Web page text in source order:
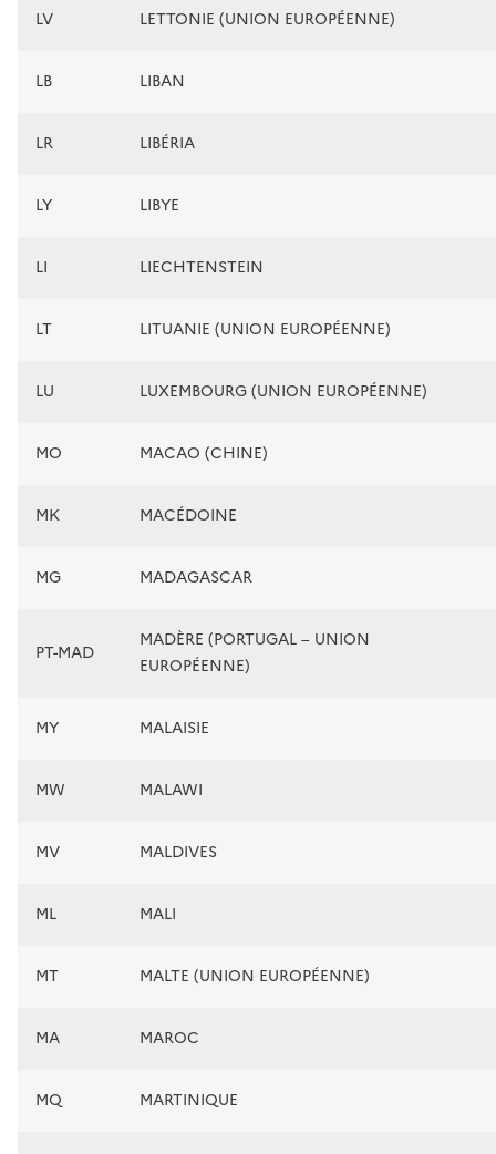
LV LETTONIE (UNION EUROPÉENNE)
LB LIBAN
LR LIBÉRIA
LY LIBYE
LI LIECHTENSTEIN
LT LITUANIE (UNION EUROPÉENNE)
LU LUXEMBOURG (UNION EUROPÉENNE)
MO MACAO (CHINE)
MK MACÉDOINE
MG MADAGASCAR
PT-MAD
MADÈRE (PORTUGAL – UNION
EUROPÉENNE)
MY MALAISIE
MW MALAWI
MV MALDIVES
ML MALI
MT MALTE (UNION EUROPÉENNE)
MA MAROC
MQ MARTINIQUE